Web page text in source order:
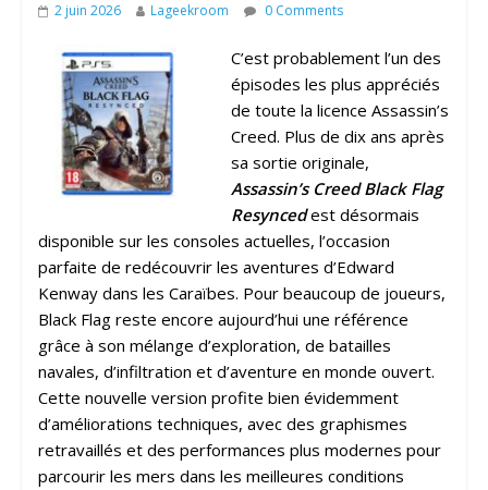
2 juin 2026 Lageekroom 0 Comments
C’est probablement l’un des
épisodes les plus appréciés
de toute la licence Assassin’s
Creed. Plus de dix ans après
sa sortie originale,
Assassin’s Creed Black Flag
Resyncedest désormais
disponible sur les consoles actuelles, l’occasion
parfaite de redécouvrir les aventures d’Edward
Kenway dans les Caraïbes. Pour beaucoup de joueurs,
Black Flag reste encore aujourd’hui une référence
grâce à son mélange d’exploration, de batailles
navales, d’infiltration et d’aventure en monde ouvert.
Cette nouvelle version profite bien évidemment
d’améliorations techniques, avec des graphismes
retravaillés et des performances plus modernes pour
parcourir les mers dans les meilleures conditions